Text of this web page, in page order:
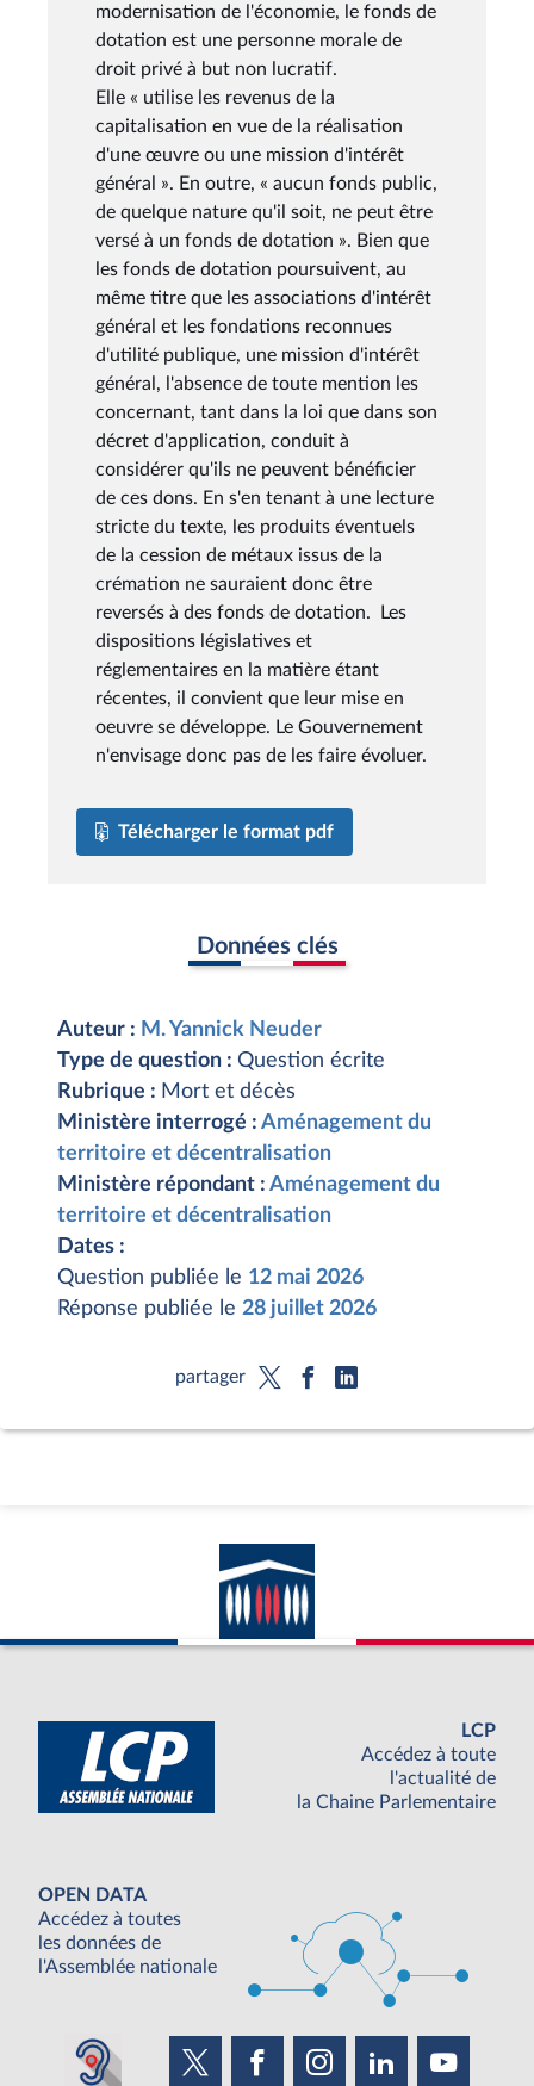
modernisation de l'économie, le fonds de
dotation est une personne morale de
droit privé à but non lucratif.
Elle « utilise les revenus de la
capitalisation en vue de la réalisation
d'une œuvre ou une mission d'intérêt
général ». En outre, « aucun fonds public,
de quelque nature qu'il soit, ne peut être
versé à un fonds de dotation ». Bien que
les fonds de dotation poursuivent, au
même titre que les associations d'intérêt
général et les fondations reconnues
d'utilité publique, une mission d'intérêt
général, l'absence de toute mention les
concernant, tant dans la loi que dans son
décret d'application, conduit à
considérer qu'ils ne peuvent bénéficier
de ces dons. En s'en tenant à une lecture
stricte du texte, les produits éventuels
de la cession de métaux issus de la
crémation ne sauraient donc être
reversés à des fonds de dotation. Les
dispositions législatives et
réglementaires en la matière étant
récentes, il convient que leur mise en
oeuvre se développe. Le Gouvernement
n'envisage donc pas de les faire évoluer.
Télécharger le format pdf
Données clés
Auteur : M. Yannick Neuder
Type de question : Question écrite
Rubrique : Mort et décès
Ministère interrogé : Aménagement du
territoire et décentralisation
Ministère répondant : Aménagement du
territoire et décentralisation
Dates :
Question publiée le 12 mai 2026
Réponse publiée le 28 juillet 2026
partager
LCP
Accédez à toute
l'actualité de
la Chaine Parlementaire
OPEN DATA
Accédez à toutes
les données de
l'Assemblée nationale